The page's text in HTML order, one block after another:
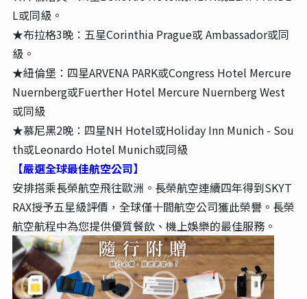
L或同級。
★布拉格3晚：五星Corinthia Prague或 Ambassador或同
級。
★紐倫堡：四星ARVENA PARK或Congress Hotel Mercure
Nuernberg或Fuerther Hotel Mercure Nuernberg West
或同級
★慕尼黑2晚：四星NH Hotel或Holiday Inn Munich - Sou
th或Leonardo Hotel Munich或同級
【嚴選全球最佳航空公司】
安排搭乘長榮航空飛往歐洲。長榮航空連續四年得到SKYT
RAX授予五星級評價，全球僅十間航空公司獲此榮譽。長榮
航空航程中為您提供優質餐飲、機上娛樂的最佳服務。